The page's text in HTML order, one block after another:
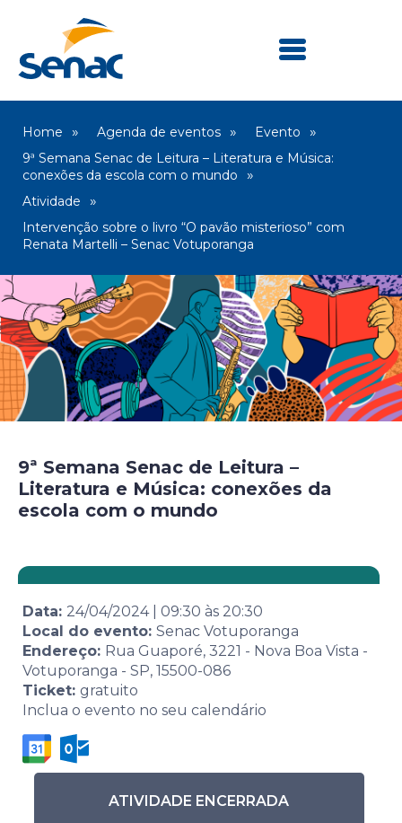
Home Agenda de eventos
Evento
9ª Semana Senac de Leitura – Literatura e Música:
conexões da escola com o mundo
Atividade
Intervenção sobre o livro “O pavão misterioso” com
Renata Martelli – Senac Votuporanga
9ª Semana Senac de Leitura –
Literatura e Música: conexões da
escola com o mundo
Data: 24/04/2024| 09:30 às 20:30
Local do evento: Senac Votuporanga
Endereço: Rua Guaporé, 3221 - Nova Boa Vista -
Votuporanga - SP, 15500-086
Ticket: gratuito
Inclua o evento no seu calendário
ATIVIDADE ENCERRADA